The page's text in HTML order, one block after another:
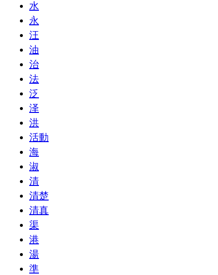
水
永
汪
油
治
法
泛
泽
洪
活動
海
淑
清
清楚
清真
渠
港
湯
準